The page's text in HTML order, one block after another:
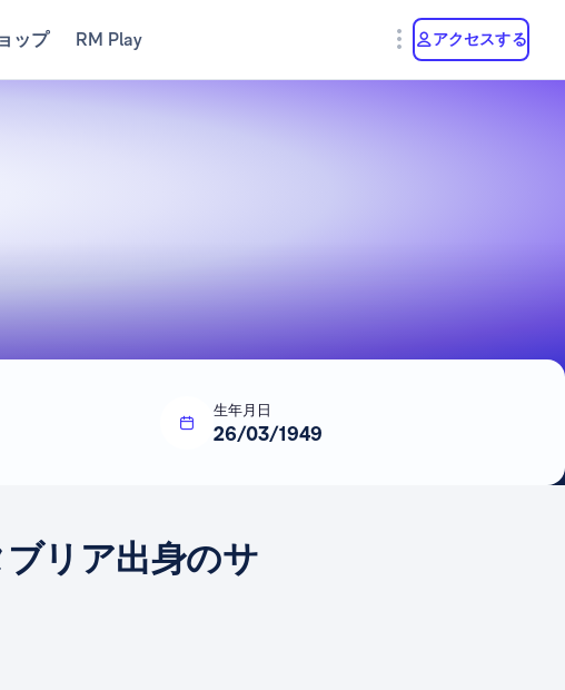
ップ RM Play アクセスする
生年月日
26/03/1949
リア出身のサ